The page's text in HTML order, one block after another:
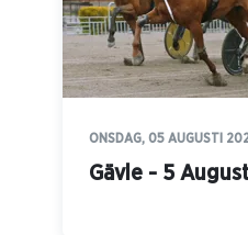
ONSDAG, 05 AUGUSTI
Gävle - 5